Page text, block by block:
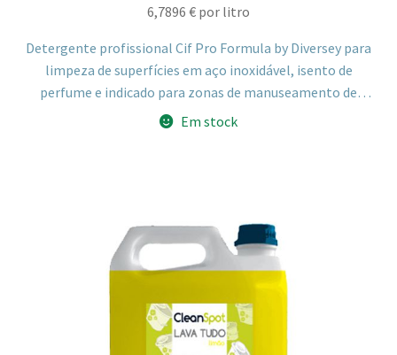
6,7896 € por litro
Detergente profissional Cif Pro Formula by Diversey para
limpeza de superfícies em aço inoxidável, isento de
perfume e indicado para zonas de manuseamento de
alimentos como bancadas, frigoríficos e expositores.
Em stock